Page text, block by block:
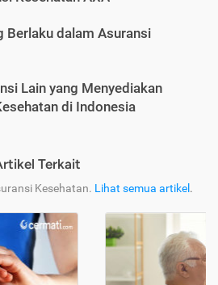
Berlaku dalam Asuransi
Lain yang Menyediakan
di Indonesia
Terkait
Kesehatan. Lihat semua artikel .